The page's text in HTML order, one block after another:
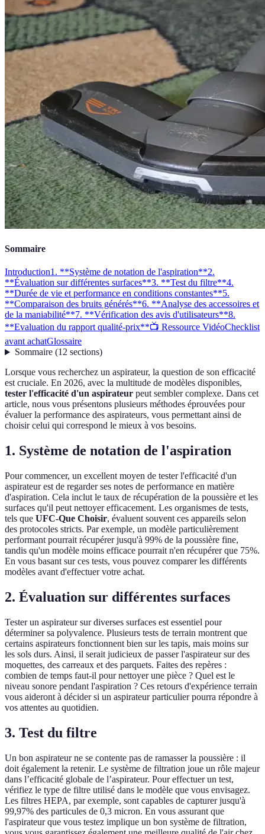
Sommaire
Introduction1. **Système de notation de l'aspiration**2.
**Évaluation sur différentes surfaces**3. **Test du filtre**4.
**Durée de vie et performance en conditions constantes**5.
**Comparaison des bruits générés**6. **Analyse des accessoires et
de la maniabilité**7. **Vérification des avis d'utilisateurs**8.
**Evaluation du rapport qualité-prix**📺 Ressource VidéoChecklist
avant achatGlossaire
Sommaire(12 sections)
Lorsque vous recherchez un aspirateur, la question de son efficacité
est cruciale. En 2026, avec la multitude de modèles disponibles,
tester l'efficacité d'un aspirateur peut sembler complexe. Dans cet
article, nous vous présentons plusieurs méthodes éprouvées pour
évaluer la performance des aspirateurs, vous permettant ainsi de
choisir celui qui correspond le mieux à vos besoins.
1. Système de notation de l'aspiration
Pour commencer, un excellent moyen de tester l'efficacité d'un
aspirateur est de regarder ses notes de performance en matière
d'aspiration. Cela inclut le taux de récupération de la poussière et les
surfaces qu'il peut nettoyer efficacement. Les organismes de tests,
tels que UFC-Que Choisir, évaluent souvent ces appareils selon
des protocoles stricts. Par exemple, un modèle particulièrement
performant pourrait récupérer jusqu'à 99% de la poussière fine,
tandis qu'un modèle moins efficace pourrait n'en récupérer que 75%.
En vous basant sur ces tests, vous pouvez comparer les différents
modèles avant d'effectuer votre achat.
2. Évaluation sur différentes surfaces
Tester un aspirateur sur diverses surfaces est essentiel pour
déterminer sa polyvalence. Plusieurs tests de terrain montrent que
certains aspirateurs fonctionnent bien sur les tapis, mais moins sur
les sols durs. Ainsi, il serait judicieux de passer l'aspirateur sur des
moquettes, des carreaux et des parquets. Faites des repères :
combien de temps faut-il pour nettoyer une pièce ? Quel est le
niveau sonore pendant l'aspiration ? Ces retours d'expérience terrain
vous aideront à décider si un aspirateur particulier pourra répondre à
vos attentes au quotidien.
3. Test du filtre
Un bon aspirateur ne se contente pas de ramasser la poussière : il
doit également la retenir. Le système de filtration joue un rôle majeur
dans l’efficacité globale de l’aspirateur. Pour effectuer un test,
vérifiez le type de filtre utilisé dans le modèle que vous envisagez.
Les filtres HEPA, par exemple, sont capables de capturer jusqu'à
99,97% des particules de 0,3 micron. En vous assurant que
l'aspirateur que vous testez implique un bon système de filtration,